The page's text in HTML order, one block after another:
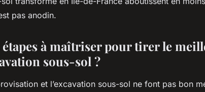
pas anodin.
étapes à maîtriser pour tirer le
sous-sol ?
et l’excavation sous-sol ne font pas bon